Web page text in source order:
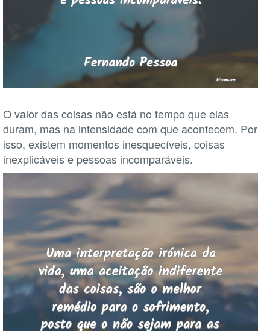
O valor das coisas não está no tempo que elas
duram, mas na intensidade com que acontecem. Por
isso, existem momentos inesquecíveis, coisas
inexplicáveis e pessoas incomparáveis.